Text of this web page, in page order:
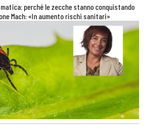
perché le zecche stanno conquistando
Mach: «In aumento rischi sanitari»